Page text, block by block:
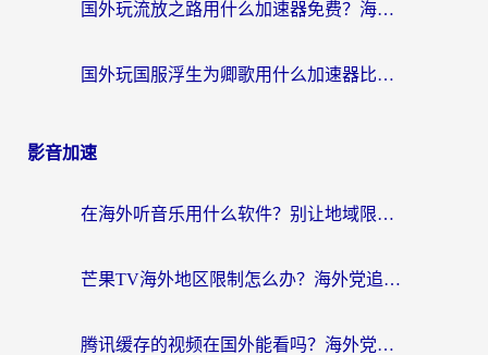
国外玩流放之路用什么加速器免费？海外党亲测有效的国服游戏加速指南
国外玩国服浮生为卿歌用什么加速器比较好？海外党亲测不踩坑指南
影音加速
在海外听音乐用什么软件？别让地域限制断了你的华语歌单
芒果TV海外地区限制怎么办？海外党追剧看片的实用加速器选择指南
腾讯缓存的视频在国外能看吗？海外党追剧看片的终极解决方案